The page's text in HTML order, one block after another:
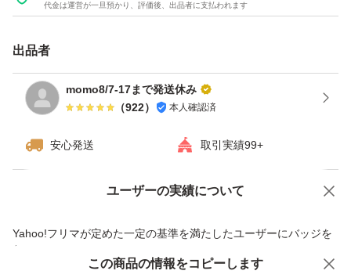
代金は運営が一旦預かり、評価後、出品者に支払われます
出品者
momo8/7-17まで発送休み
（922） 本人確認済
安心発送 取引実績99+
ユーザーの実績について
Yahoo!フリマが定めた一定の基準を満たしたユーザーにバッジを
付与しています
価格の相談 商品への質問
この商品の情報をコピーします
この商品をみている人にオススメ